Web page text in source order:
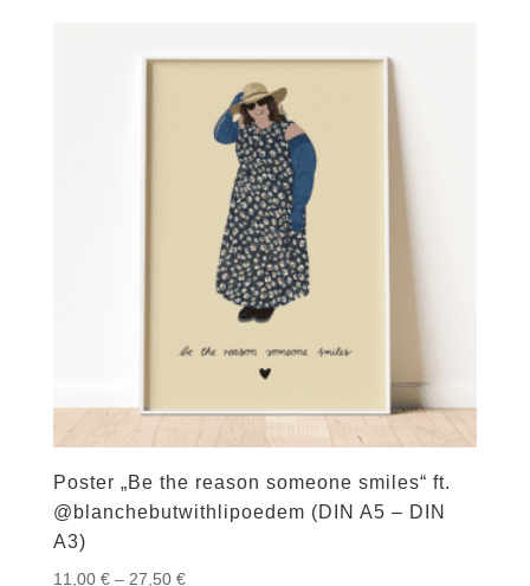
Poster „Be the reason someone smiles“ ft.
@blanchebutwithlipoedem (DIN A5 – DIN
A3)
11,00 € – 27,50 €Preisspanne: